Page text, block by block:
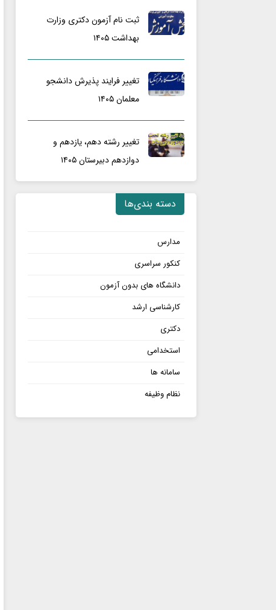
ثبت نام آزمون دکتری وزارت
بهداشت ۱۴۰۵
تغییر فرایند پذیرش دانشجو
معلمان ۱۴۰۵
تغییر رشته دهم، یازدهم و
دوازدهم دبیرستان ۱۴۰۵
دسته بندی‌ها
مدارس
کنکور سراسری
دانشگاه های بدون آزمون
کارشناسی ارشد
دکتری
استخدامی
سامانه ها
نظام وظیفه